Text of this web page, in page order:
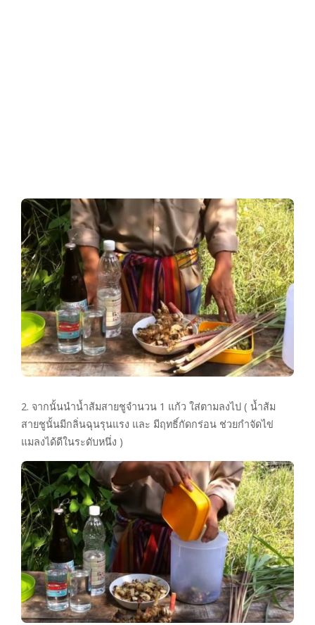
2. จากนั้นนำน้ำส้มสายชูจำนวน 1 แก้ว ใส่ตามลงไป ( น้ำส้ม
สายชูนั้นมีกลิ่นฉุนรุนแรง และ มีฤทธิ์กัดกร่อน ช่วยกำจัดไข่
แมลงได้ดีในระดับหนึ่ง )